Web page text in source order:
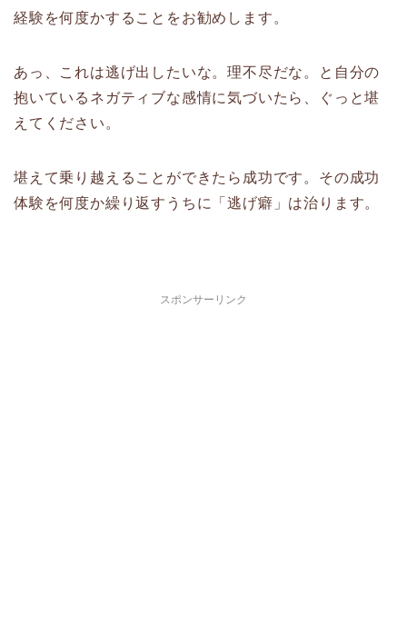
経験を何度かすることをお勧めします。
あっ、これは逃げ出したいな。理不尽だな。と自分の
抱いているネガティブな感情に気づいたら、ぐっと堪
えてください。
堪えて乗り越えることができたら成功です。その成功
体験を何度か繰り返すうちに「逃げ癖」は治ります。
スポンサーリンク